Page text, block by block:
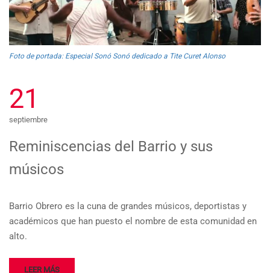
Foto de portada: Especial Sonó Sonó dedicado a Tite Curet Alonso
21
septiembre
Reminiscencias del Barrio y sus
músicos
Barrio Obrero es la cuna de grandes músicos, deportistas y
académicos que han puesto el nombre de esta comunidad en
alto.
LEER MÁS